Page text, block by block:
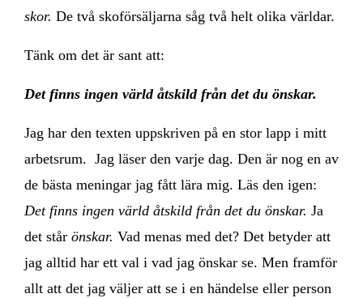
skor. De två skoförsäljarna såg två helt olika världar.
Tänk om det är sant att:
Det finns ingen värld åtskild från det du önskar.
Jag har den texten uppskriven på en stor lapp i mitt
arbetsrum. Jag läser den varje dag. Den är nog en av
de bästa meningar jag fått lära mig. Läs den igen:
Det finns ingen värld åtskild från det du önskar. Ja
det står önskar. Vad menas med det? Det betyder att
jag alltid har ett val i vad jag önskar se. Men framför
allt att det jag väljer att se i en händelse eller person